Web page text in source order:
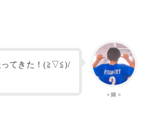
＜娘＞
ってきた！(≧▽≦)/